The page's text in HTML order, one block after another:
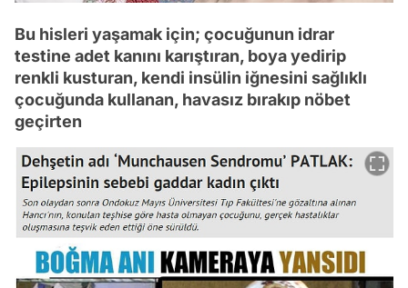
Bu hisleri yaşamak için; çocuğunun idrar
testine adet kanını karıştıran, boya yedirip
renkli kusturan, kendi insülin iğnesini sağlıklı
çocuğunda kullanan, havasız bırakıp nöbet
geçirten